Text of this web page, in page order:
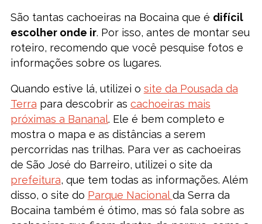
São tantas cachoeiras na Bocaina que é difícil
escolher onde ir. Por isso, antes de montar seu
roteiro, recomendo que você pesquise fotos e
informações sobre os lugares.
Quando estive lá, utilizei o site da Pousada da
Terra para descobrir as cachoeiras mais
próximas a Bananal. Ele é bem completo e
mostra o mapa e as distâncias a serem
percorridas nas trilhas. Para ver as cachoeiras
de São José do Barreiro, utilizei o site da
prefeitura, que tem todas as informações. Além
disso, o site do Parque Nacionalda Serra da
Bocaina também é ótimo, mas só fala sobre as